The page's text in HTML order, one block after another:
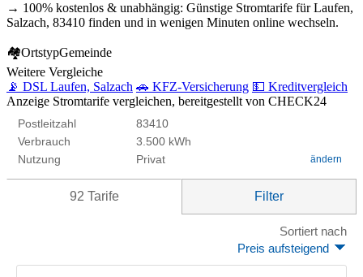
→ 100% kostenlos & unabhängig: Günstige Stromtarife für Laufen,
Salzach, 83410 finden und in wenigen Minuten online wechseln.
🏘OrtstypGemeinde
Weitere Vergleiche
📡 DSL Laufen, Salzach 🚗 KFZ-Versicherung 💵 Kreditvergleich
Anzeige Stromtarife vergleichen, bereitgestellt von CHECK24